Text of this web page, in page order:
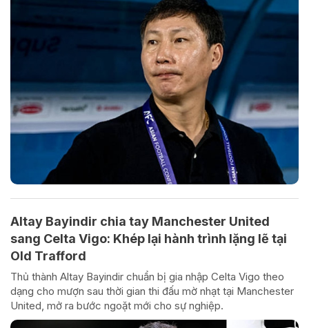
Altay Bayindir chia tay Manchester United
sang Celta Vigo: Khép lại hành trình lặng lẽ tại
Old Trafford
Thủ thành Altay Bayindir chuẩn bị gia nhập Celta Vigo theo
dạng cho mượn sau thời gian thi đấu mờ nhạt tại Manchester
United, mở ra bước ngoặt mới cho sự nghiệp.